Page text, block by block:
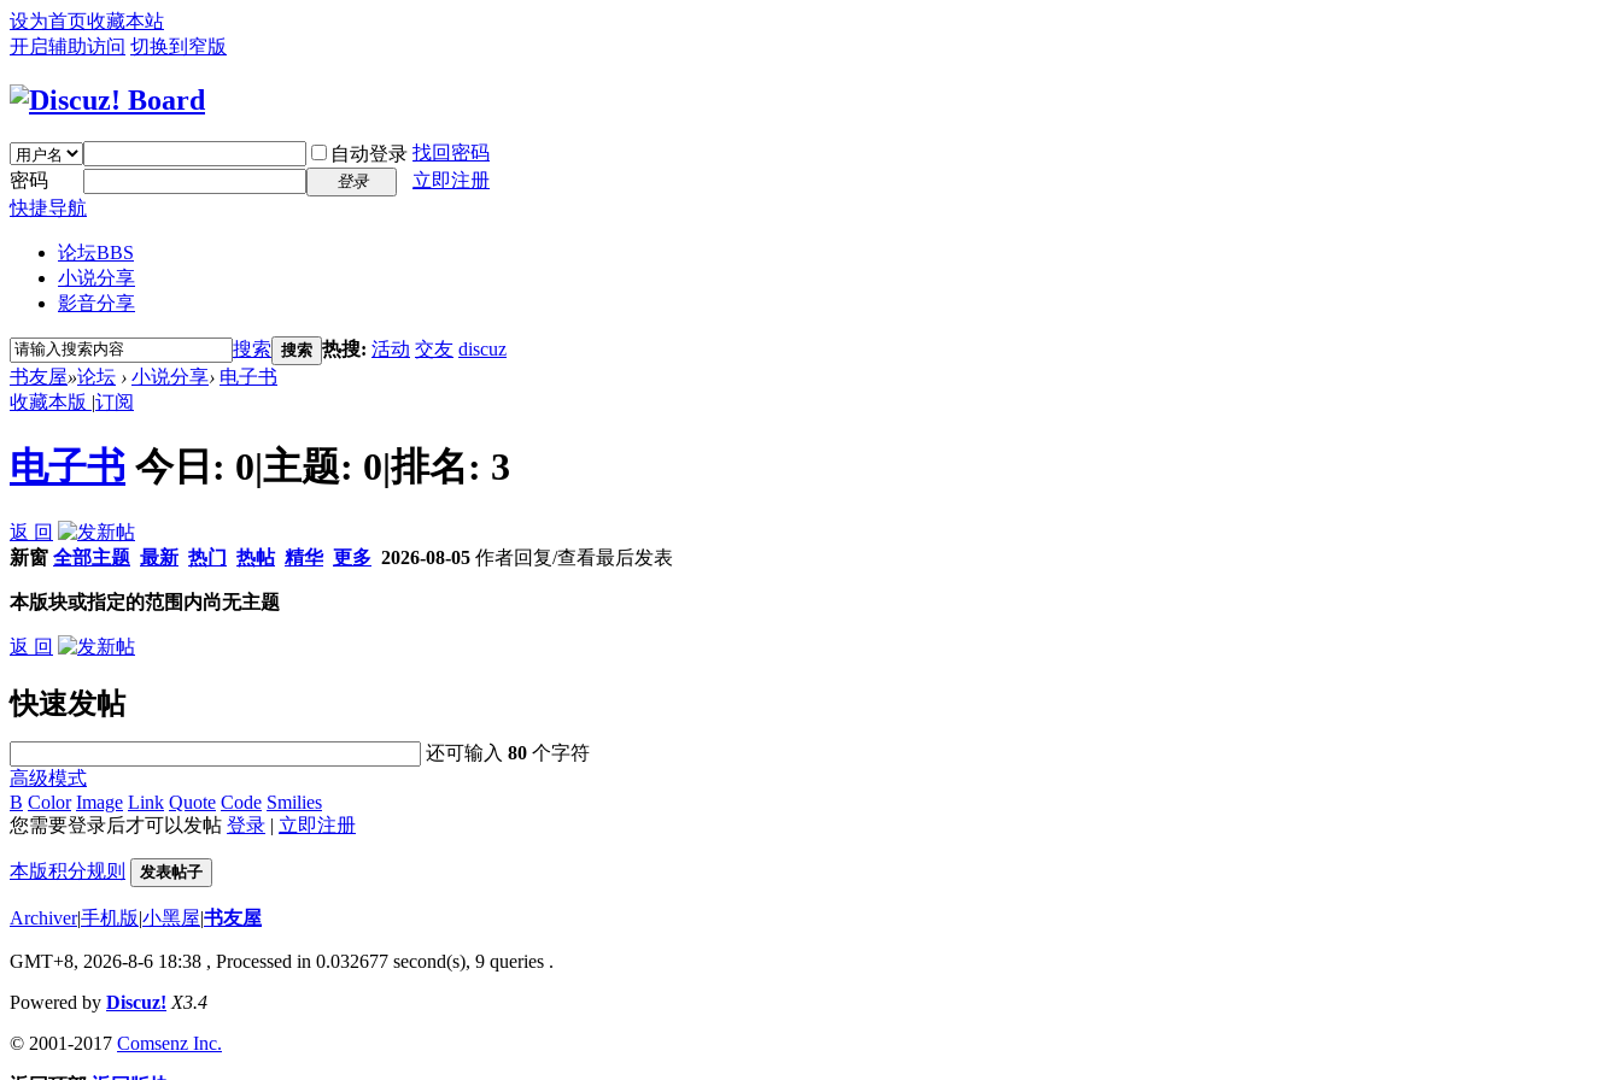
设为首页收藏本站
开启辅助访问 切换到窄版
自动登录 找回密码
密码
登录
立即注册
快捷导航
论坛BBS
小说分享
影音分享
搜索 搜索 热搜: 活动 交友 discuz
书友屋»论坛 › 小说分享› 电子书
收藏本版 |订阅
电子书 今日: 0|主题: 0|排名: 3
返 回
新窗 全部主题 最新 热门 热帖 精华 更多 2026-08-05 作者回复/查看最后发表
本版块或指定的范围内尚无主题
返 回
快速发帖
还可输入80 个字符
高级模式
B Color Image Link Quote Code Smilies
您需要登录后才可以发帖 登录 | 立即注册
本版积分规则 发表帖子
Archiver|手机版|小黑屋|书友屋
GMT+8, 2026-8-6 18:38 , Processed in 0.032677 second(s), 9 queries .
Powered by Discuz! X3.4
© 2001-2017 Comsenz Inc.